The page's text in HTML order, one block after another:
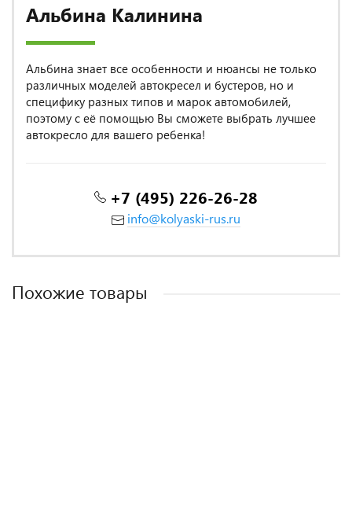
Альбина Калинина
Альбина знает все особенности и нюансы не только
различных моделей автокресел и бустеров, но и
специфику разных типов и марок автомобилей,
поэтому с её помощью Вы сможете выбрать лучшее
автокресло для вашего ребенка!
+7 (495) 226-26-28
info@kolyaski-rus.ru
Похожие товары